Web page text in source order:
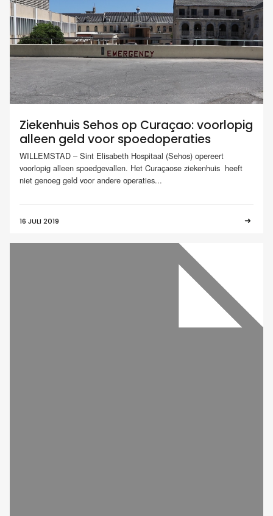
Ziekenhuis Sehos op Curaçao: voorlopig
alleen geld voor spoedoperaties
WILLEMSTAD – Sint Elisabeth Hospitaal (Sehos) opereert
voorlopig alleen spoedgevallen. Het Curaçaose ziekenhuis heeft
niet genoeg geld voor andere operaties...
16 JULI 2019